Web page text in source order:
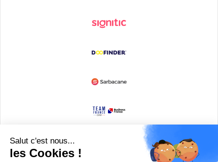
Devenir partenaire